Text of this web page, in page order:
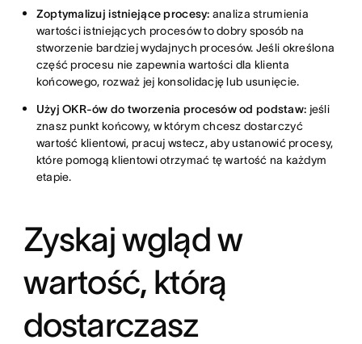
Zoptymalizuj istniejące procesy: analiza strumienia
wartości istniejących procesów to dobry sposób na
stworzenie bardziej wydajnych procesów. Jeśli określona
część procesu nie zapewnia wartości dla klienta
końcowego, rozważ jej konsolidację lub usunięcie.
Użyj OKR-ów do tworzenia procesów od podstaw: jeśli
znasz punkt końcowy, w którym chcesz dostarczyć
wartość klientowi, pracuj wstecz, aby ustanowić procesy,
które pomogą klientowi otrzymać tę wartość na każdym
etapie.
Zyskaj wgląd w
wartość, którą
dostarczasz